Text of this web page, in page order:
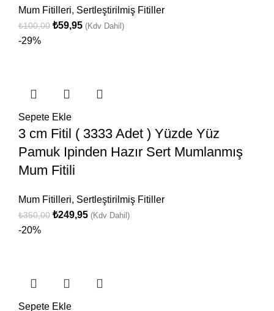
Mum Fitilleri, Sertleştirilmiş Fitiller
₺100,00 ₺59,95 (Kdv Dahil)
-29%
Sepete Ekle
3 cm Fitil ( 3333 Adet ) Yüzde Yüz
Pamuk Ipinden Hazır Sert Mumlanmış
Mum Fitili
Mum Fitilleri, Sertleştirilmiş Fitiller
₺350,00 ₺249,95 (Kdv Dahil)
-20%
Sepete Ekle